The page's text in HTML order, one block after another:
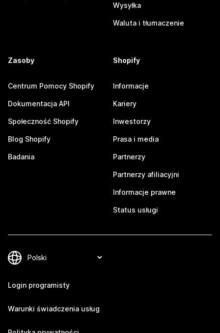
Wysyłka
Waluta i tłumaczenie
Zasoby
Centrum Pomocy Shopify
Dokumentacja API
Społeczność Shopify
Blog Shopify
Badania
Shopify
Informacje
Kariery
Inwestorzy
Prasa i media
Partnerzy
Partnerzy afiliacyjni
Informacje prawne
Status usługi
Login programisty
Warunki świadczenia usług